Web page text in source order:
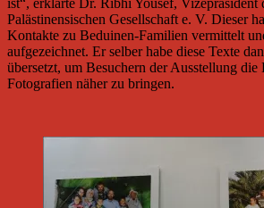
ist“, erklärte Dr. Ribhi Yousef, Vizepräsident
Palästinensischen Gesellschaft e. V. Dieser
Kontakte zu Beduinen-Familien vermittelt
aufgezeichnet. Er selber habe diese Texte
übersetzt, um Besuchern der Ausstellung die
Fotografien näher zu bringen.